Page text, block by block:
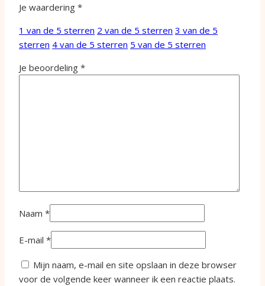
Je waardering *
1 van de 5 sterren 2 van de 5 sterren 3 van de 5
sterren 4 van de 5 sterren 5 van de 5 sterren
Je beoordeling *
Naam *
E-mail *
Mijn naam, e-mail en site opslaan in deze browser
voor de volgende keer wanneer ik een reactie plaats.